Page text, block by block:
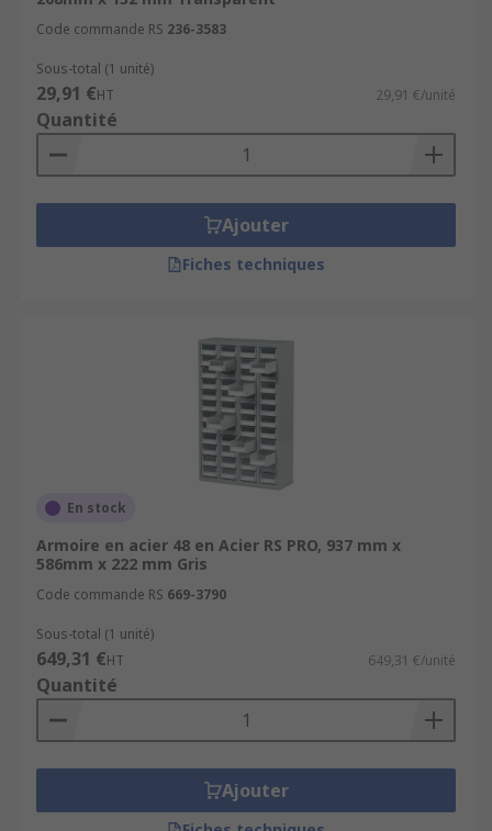
Code commande RS 236-3583
Sous-total (1 unité)
29,91 €HT 29,91 €/unité
Quantité
Ajouter
Fiches techniques
En stock
Armoire en acier 48 en Acier RS PRO, 937 mm x
586mm x 222 mm Gris
Code commande RS 669-3790
Sous-total (1 unité)
649,31 €HT 649,31 €/unité
Quantité
Ajouter